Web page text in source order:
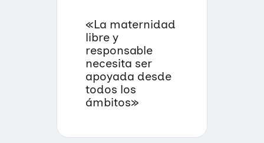
«La maternidad
libre y
responsable
necesita ser
apoyada desde
todos los
ámbitos»